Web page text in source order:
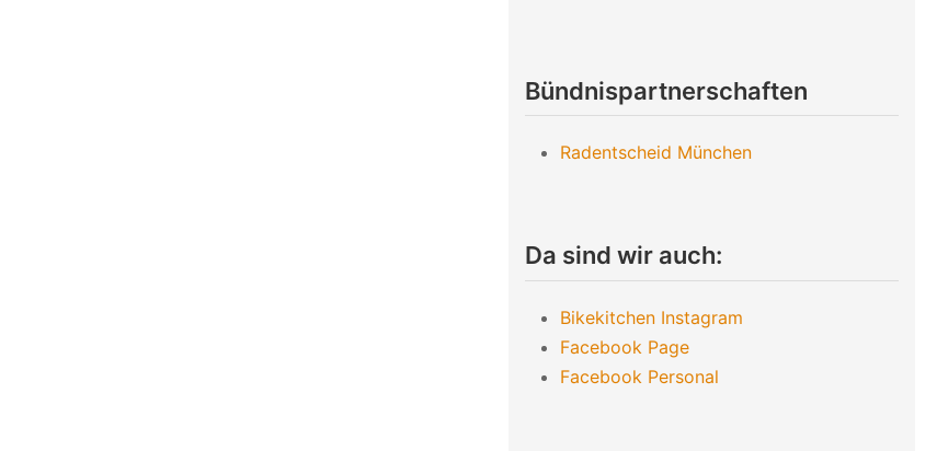
Bündnispartnerschaften
Radentscheid München
Da sind wir auch:
Bikekitchen Instagram
Facebook Page
Facebook Personal